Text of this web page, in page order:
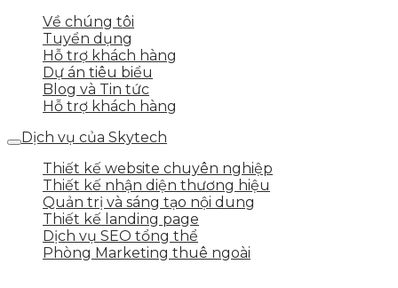
Về chúng tôi
Tuyển dụng
Hỗ trợ khách hàng
Dự án tiêu biểu
Blog và Tin tức
Hỗ trợ khách hàng
Dịch vụ của Skytech
Thiết kế website chuyên nghiệp
Thiết kế nhận diện thương hiệu
Quản trị và sáng tạo nội dung
Thiết kế landing page
Dịch vụ SEO tổng thể
Phòng Marketing thuê ngoài